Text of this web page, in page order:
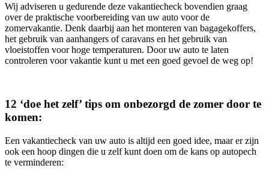
Wij adviseren u gedurende deze vakantiecheck bovendien graag
over de praktische voorbereiding van uw auto voor de
zomervakantie. Denk daarbij aan het monteren van bagagekoffers,
het gebruik van aanhangers of caravans en het gebruik van
vloeistoffen voor hoge temperaturen. Door uw auto te laten
controleren voor vakantie kunt u met een goed gevoel de weg op!
12 ‘doe het zelf’ tips om onbezorgd de zomer door te
komen:
Een vakantiecheck van uw auto is altijd een goed idee, maar er zijn
ook een hoop dingen die u zelf kunt doen om de kans op autopech
te verminderen: